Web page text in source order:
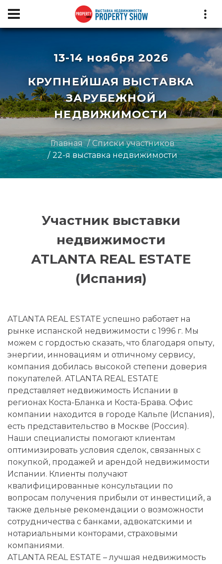
13-14 ноября 2026
КРУПНЕЙШАЯ ВЫСТАВКА
ЗАРУБЕЖНОЙ
НЕДВИЖИМОСТИ
Главная
Списки участников
22-я выставка недвижимости
Участник выставки
недвижимости
ATLANTA REAL ESTATE
(Испания)
ATLANTA REAL ESTATE успешно работает на
рынке испанской недвижимости с 1996 г. Мы
можем с гордостью сказать, что благодаря опыту,
энергии, инновациям и отличному сервису,
компания добилась высокой степени доверия
покупателей. ATLANTA REAL ESTATE
представляет недвижимость Испании в
регионах Коста-Бланка и Коста-Брава. Офис
компании находится в городе Кальпе (Испания),
есть представительство в Москве (Россия).
Наши специалисты помогают клиентам
оптимизировать условия сделок, связанных с
покупкой, продажей и арендой недвижимости
Испании. Клиенты получают
квалифицированные консультации по
вопросам получения прибыли от инвестиций, а
также дельные рекомендации о возможности
сотрудничества с банками, адвокатскими и
нотариальными конторами, страховыми
компаниями.
ATLANTA REAL ESTATE – лучшая недвижимость